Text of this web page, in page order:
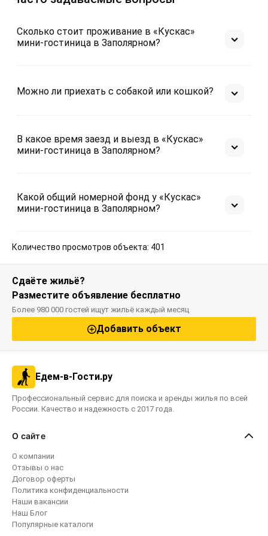
Сколько стоит проживание в «Кускас»
мини-гостиница в Заполярном?
Можно ли приехать с собакой или кошкой?
В какое время заезд и выезд в «Кускас»
мини-гостиница в Заполярном?
Какой общий номерной фонд у «Кускас»
мини-гостиница в Заполярном?
Количество просмотров объекта: 401
Сдаёте жильё?
Разместите объявление бесплатно
Более 980 000 гостей ищут жильё каждый месяц
Добавить объект
Едем-в-Гости.ру
Профессиональный сервис для поиска и аренды жилья по всей
России. Качество и надежность с 2017 года.
О сайте
О компании
Отзывы о нас
Договор оферты
Политика конфиденциальности
Наши вакансии
Наш Блог
Популярные каталоги